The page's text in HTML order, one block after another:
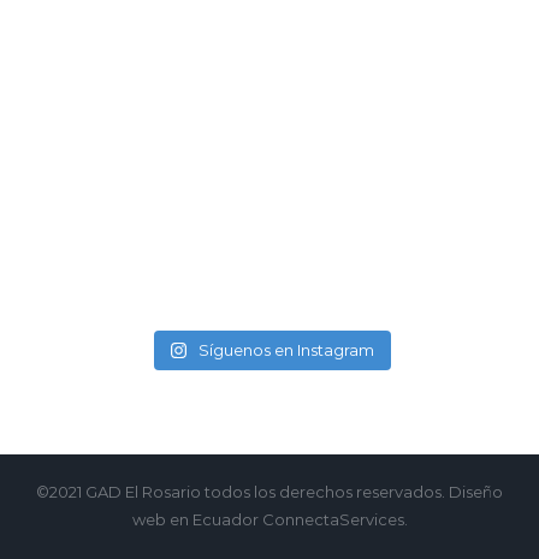
Síguenos en Instagram
©2021 GAD El Rosario todos los derechos reservados. Diseño
web en Ecuador ConnectaServices.